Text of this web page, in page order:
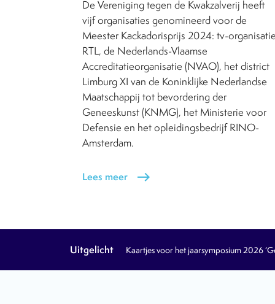
De Vereniging tegen de Kwakzalverij heeft
vijf organisaties genomineerd voor de
Meester Kackadorisprijs 2024: tv-organisatie
RTL, de Nederlands-Vlaamse
Accreditatieorganisatie (NVAO), het district
Limburg XI van de Koninklijke Nederlandse
Maatschappij tot bevordering der
Geneeskunst (KNMG), het Ministerie voor
Defensie en het opleidingsbedrijf RINO-
Amsterdam.
Lees meer east
Uitgelicht Kaartjes voor het jaarsymposium 2026